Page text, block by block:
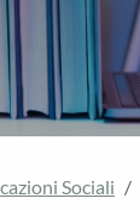
Sociali